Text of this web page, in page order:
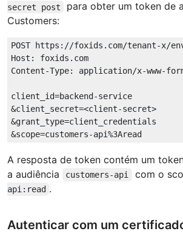
secret post
para obter um token de
Customers:
POST https://foxids.com/tenant-x/
Host: foxids.com
Content-Type: application/x-www-
client_id=backend-service
&client_secret=<client-secret>
&grant_type=client_credentials
A resposta de token contém um
a audiência
customers-api com o
api:read .
Autenticar com um